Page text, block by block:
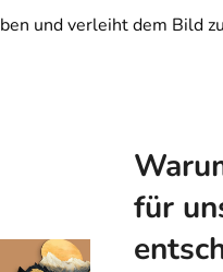
und verleiht dem Bild
für